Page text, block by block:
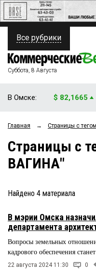
ПОЛИТИКА
ФИНАНСЫ
ОБЩЕСТВО
ЗАКОН
ПРОИСШЕСТВИЯ
СТИЛЬ ЖИЗНИ
Все рубрики
Суббота, 8 Августа
В Омске: $ 82,1665
Главная → Страницы c
Страницы c
ВАГИНА"
Найдено 4 материала
В мэрии Омска
департамента
Вопросы земельных
кадрового обеспечения
22 августа 2024 11:30 0